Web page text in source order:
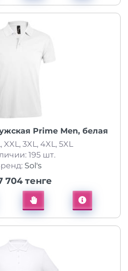
Prime Men, белая
XXL, 3XL, 4XL, 5XL
195 шт.
Sol's
704 тенге